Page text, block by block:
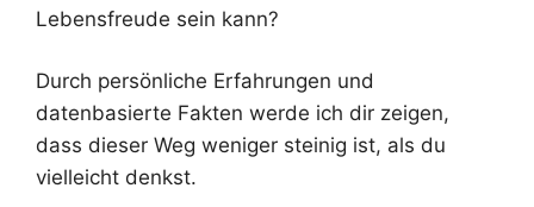
Lebensfreude sein kann?
Durch persönliche Erfahrungen und
datenbasierte Fakten werde ich dir zeigen,
dass dieser Weg weniger steinig ist, als du
vielleicht denkst.